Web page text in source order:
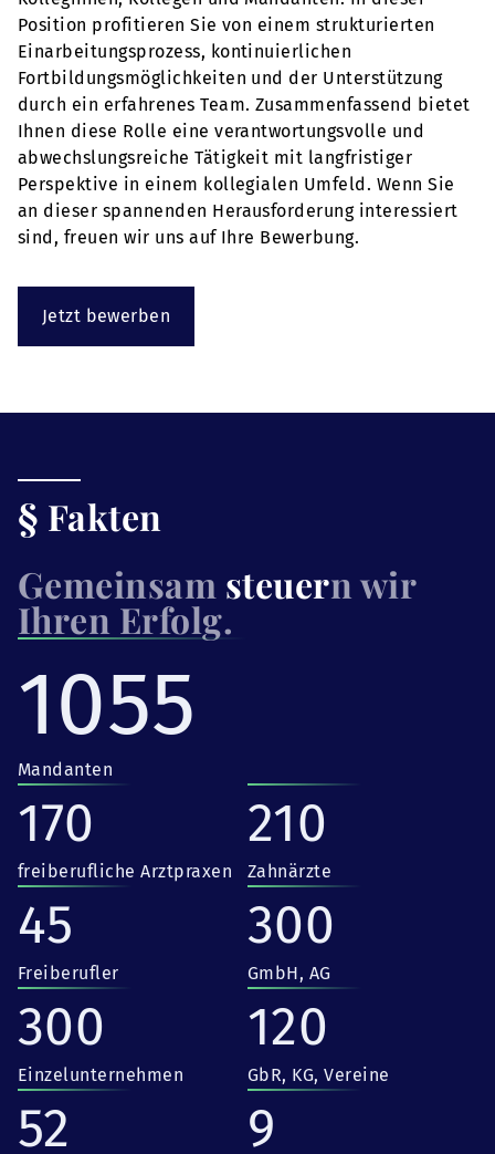
Position profitieren Sie von einem strukturierten
Einarbeitungsprozess, kontinuierlichen
Fortbildungsmöglichkeiten und der Unterstützung
durch ein erfahrenes Team. Zusammenfassend bietet
Ihnen diese Rolle eine verantwortungsvolle und
abwechslungsreiche Tätigkeit mit langfristiger
Perspektive in einem kollegialen Umfeld. Wenn Sie
an dieser spannenden Herausforderung interessiert
sind, freuen wir uns auf Ihre Bewerbung.
Jetzt bewerben
§ Fakten
Gemeinsam steuern wir
Ihren Erfolg.
1055
Mandanten
170
freiberufliche Arztpraxen
210
Zahnärzte
45
Freiberufler
300
GmbH, AG
300
Einzelunternehmen
120
GbR, KG, Vereine
52 9